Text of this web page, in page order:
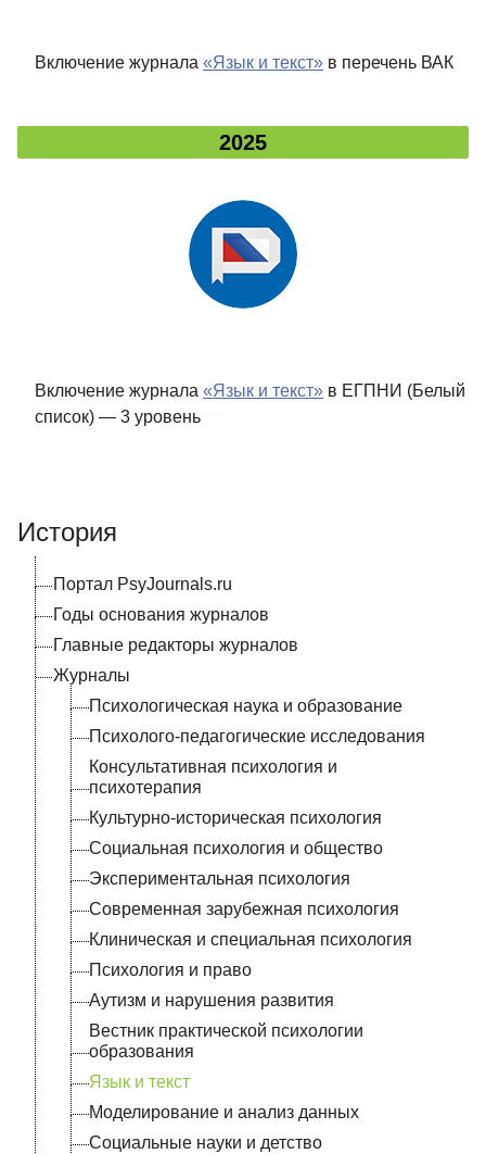
Включение журнала «Язык и текст» в перечень ВАК
2025
Включение журнала «Язык и текст» в ЕГПНИ (Белый
список) — 3 уровень
История
Портал PsyJournals.ru
Годы основания журналов
Главные редакторы журналов
Журналы
Психологическая наука и образование
Психолого-педагогические исследования
Консультативная психология и
психотерапия
Культурно-историческая психология
Социальная психология и общество
Экспериментальная психология
Современная зарубежная психология
Клиническая и специальная психология
Психология и право
Аутизм и нарушения развития
Вестник практической психологии
образования
Язык и текст
Моделирование и анализ данных
Социальные науки и детство